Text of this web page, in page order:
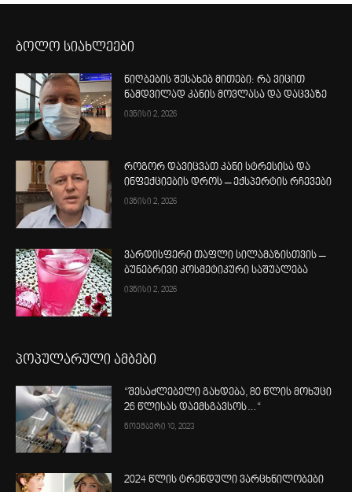
ბოლო სიახლეები
ნიღბების შესახებ მითები: რა ვიცით
ნამდვილად კანის მოვლასა და დაცვაზე
ივნისი 2, 2026
როგორ დავიცვათ კანი სტრესისა და
ინფექციების დროს – ექსპერტის რჩევები
ივნისი 2, 2026
ვარდისფერი თაფლი სილამაზისთვის –
ბუნებრივი კოსმეტიკური საშუალება
ივნისი 2, 2026
პოპულარული ამბები
“შესაძლებელი გახდება, 80 წლის მოხუცი
26 წლისას დაემსგავსოს…“
ნოემბერი 10, 2023
2024 წლის ტრენდული ვარცხნილობები